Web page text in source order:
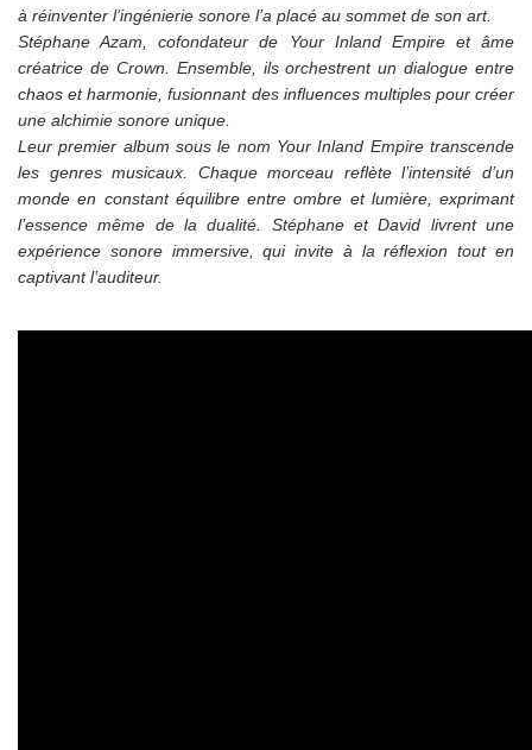
à réinventer l’ingénierie sonore l’a placé au sommet de son art.
Stéphane Azam, cofondateur de Your Inland Empire et âme
créatrice de Crown. Ensemble, ils orchestrent un dialogue entre
chaos et harmonie, fusionnant des influences multiples pour créer
une alchimie sonore unique.
Leur premier album sous le nom Your Inland Empire transcende
les genres musicaux. Chaque morceau reflète l’intensité d’un
monde en constant équilibre entre ombre et lumière, exprimant
l’essence même de la dualité. Stéphane et David livrent une
expérience sonore immersive, qui invite à la réflexion tout en
captivant l’auditeur.